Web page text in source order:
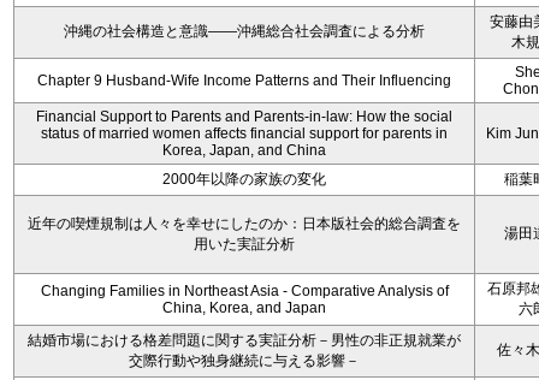
沖縄の社会構造と意識――沖縄総合社会調査による分析
安藤由
木
Chapter 9 Husband-Wife Income Patterns and Their Influencing
Financial Support to Parents and Parents-in-law: How the social
status of married women affects financial support for parents in
Korea, Japan, and China
Kim
2000年以降の家族の変化 稲葉
近年の喫煙規制は人々を幸せにしたのか：日本版社会的総合調査を
用いた実証分析
湯田
Changing Families in Northeast Asia - Comparative Analysis of
China, Korea, and Japan
石原邦
六
結婚市場における格差問題に関する実証分析－男性の非正規就業が
交際行動や独身継続に与える影響－
佐々